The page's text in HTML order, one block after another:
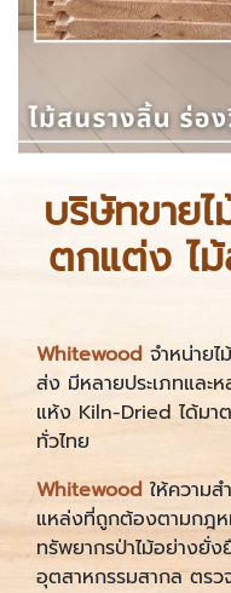
บริษัทขาย
ตกแต่ง ไ
Whitewood จำหน่าย
ส่ง มีหลายประเภทและ
แห้ง Kiln-Dried ได้ม
ทั่วไทย
Whitewood ให้ความ
แหล่งที่ถูกต้องตามกฎห
ทรัพยากรป่าไม้อย่างยั่ง
อุตสาหกรรมสากล ตร